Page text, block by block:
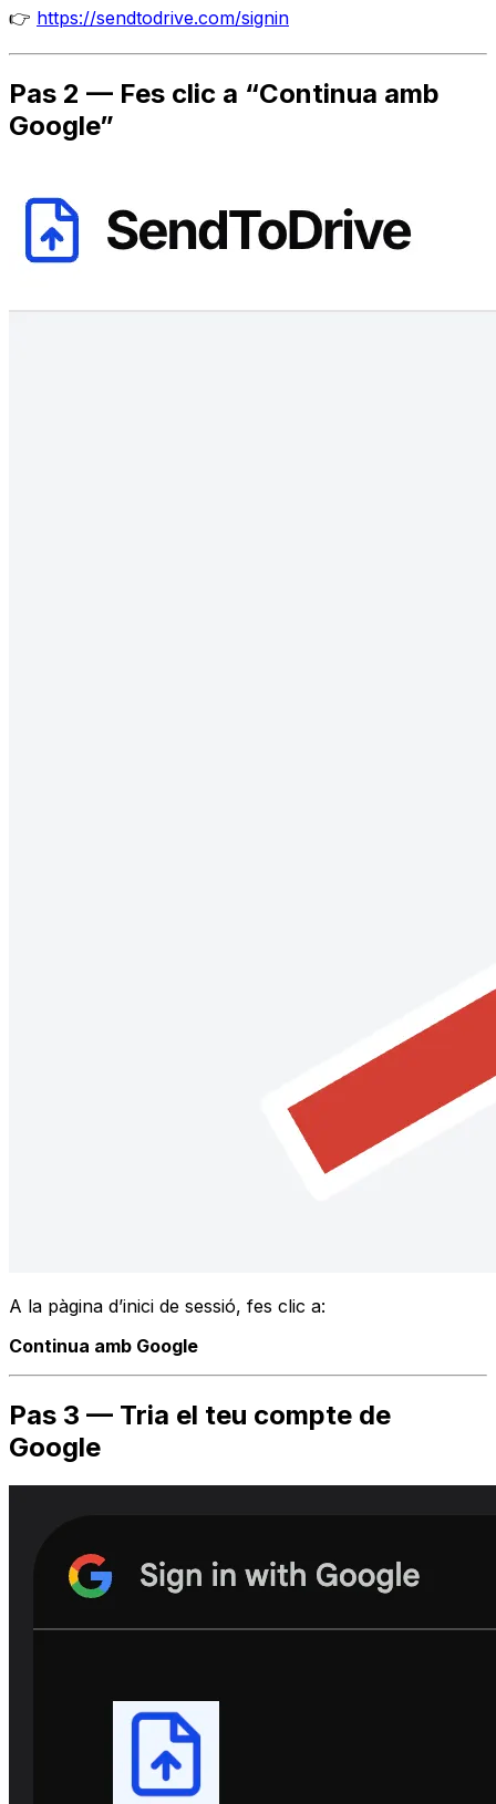
👉 https://sendtodrive.com/signin
Pas 2 — Fes clic a “Continua amb
Google”
A la pàgina d’inici de sessió, fes clic a:
Continua amb Google
Pas 3 — Tria el teu compte de
Google